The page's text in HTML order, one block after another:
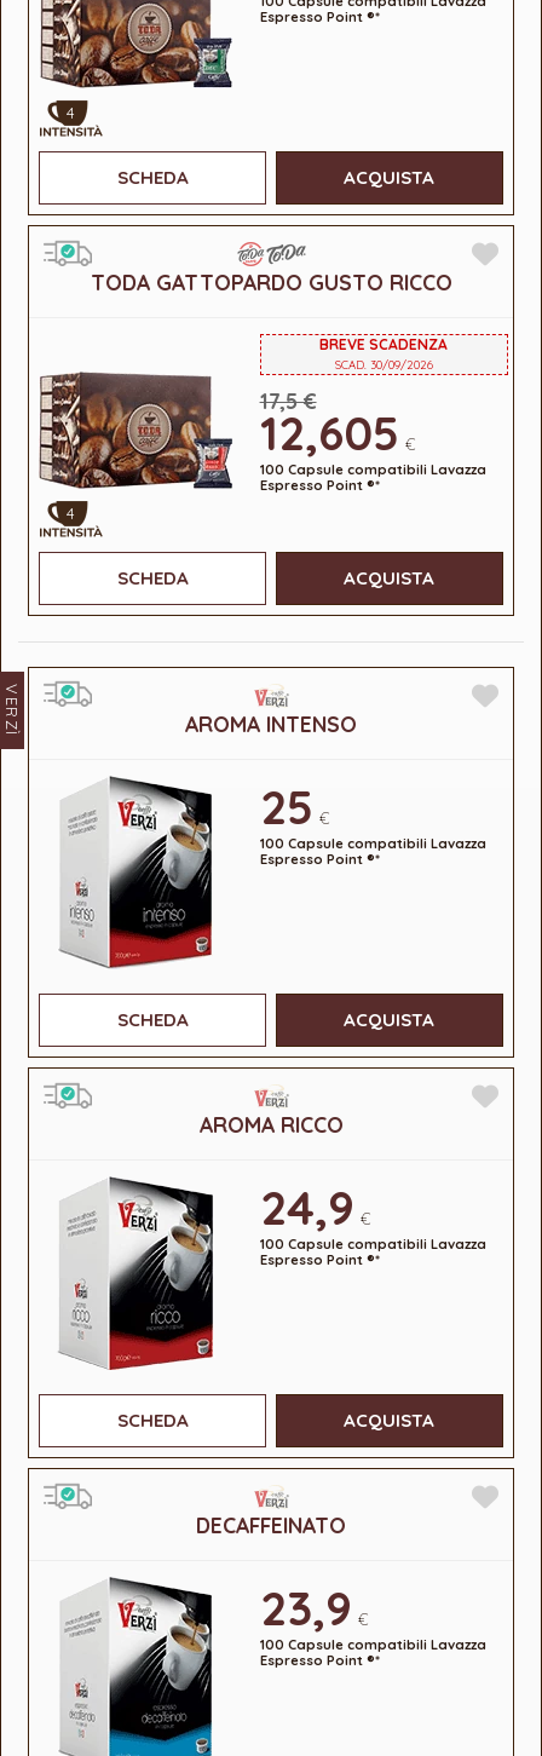
4
Espresso Point ®*
SCHEDA ACQUISTA
TODA GATTOPARDO GUSTO RICCO
4
BREVE SCADENZA
SCAD. 30/09/2026
17,5 €
12,605 €
100 Capsule compatibili Lavazza
Espresso Point ®*
SCHEDA ACQUISTA
VERZÌ AROMA INTENSO
25 €
100 Capsule compatibili Lavazza
Espresso Point ®*
SCHEDA ACQUISTA
AROMA RICCO
24,9 €
100 Capsule compatibili Lavazza
Espresso Point ®*
SCHEDA ACQUISTA
DECAFFEINATO
23,9 €
100 Capsule compatibili Lavazza
Espresso Point ®*